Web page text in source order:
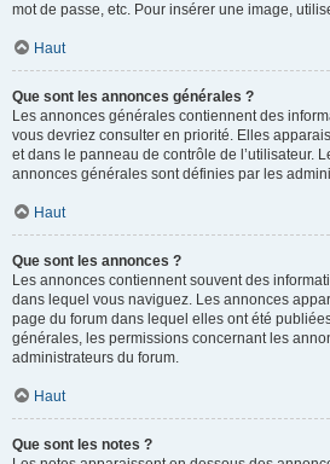
mot de passe, etc. Pour insérer une image,
Haut
Que sont les annonces générales ?
Les annonces générales contiennent des
vous devriez consulter en priorité. Elles
et dans le panneau de contrôle de l’utilisateur.
annonces générales sont définies par les
Haut
Que sont les annonces ?
Les annonces contiennent souvent des
dans lequel vous naviguez. Les annonces
page du forum dans lequel elles ont été
générales, les permissions concernant les
administrateurs du forum.
Haut
Que sont les notes ?